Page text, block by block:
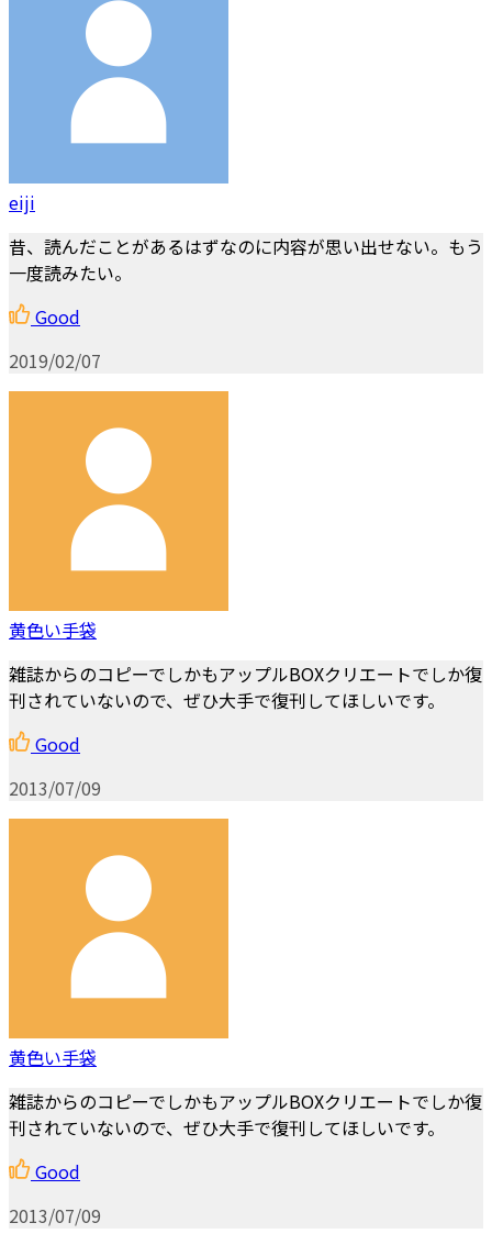
eiji
昔、読んだことがあるはずなのに内容が思い出せない。もう
一度読みたい。
Good
2019/02/07
黄色い手袋
雑誌からのコピーでしかもアップルBOXクリエートでしか復
刊されていないので、ぜひ大手で復刊してほしいです。
Good
2013/07/09
黄色い手袋
雑誌からのコピーでしかもアップルBOXクリエートでしか復
刊されていないので、ぜひ大手で復刊してほしいです。
Good
2013/07/09